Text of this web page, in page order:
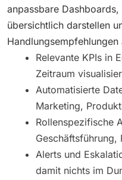
anpassbare
übersichtlich darstellen
Handlungsempfehlungen
Relevante KPIs in
Zeitraum
Automatisierte
Marketing,
Rollenspezifische
Geschäftsführung,
Alerts und
damit nichts im